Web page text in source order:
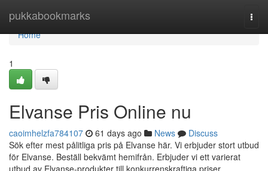
pukkabookmarks
Home
Home
1
Elvanse Pris Online nu
caoimhelzfa784107 61 days ago News
Discuss
Sök efter mest pålitliga pris på Elvanse här. Vi erbjuder stort utbud
för Elvanse. Beställ bekvämt hemifrån. Erbjuder vi ett varierat
utbud av Elvanse-produkter till konkurrenskraftiga priser .